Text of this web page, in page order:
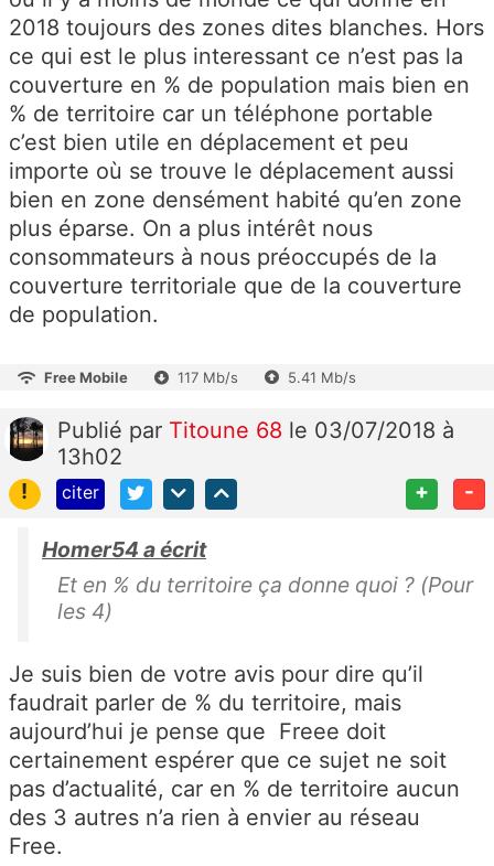
2018 toujours des zones dites blanches. Hors
ce qui est le plus interessant ce n’est pas la
couverture en % de population mais bien en
% de territoire car un téléphone portable
c’est bien utile en déplacement et peu
importe où se trouve le déplacement aussi
bien en zone densément habité qu’en zone
plus éparse. On a plus intérêt nous
consommateurs à nous préoccupés de la
couverture territoriale que de la couverture
de population.
Free Mobile 117 Mb/s 5.41 Mb/s
Publié par Titoune 68 le 03/07/2018 à
13h02
!
citer + -
Homer54 a écrit
Et en % du territoire ça donne quoi ? (Pour
les 4)
Je suis bien de votre avis pour dire qu’il
faudrait parler de % du territoire, mais
aujourd’hui je pense que Freee doit
certainement espérer que ce sujet ne soit
pas d’actualité, car en % de territoire aucun
des 3 autres n’a rien à envier au réseau
Free.